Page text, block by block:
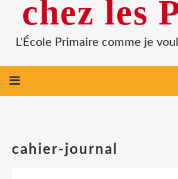
chez les
L'École Primaire comme je
cahier-journal